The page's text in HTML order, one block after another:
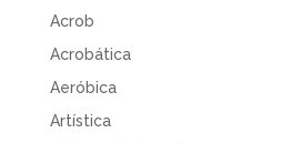
Acrob
Acrobática
Aeróbica
Artística